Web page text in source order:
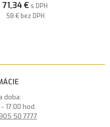
71,34€ s DPH
58 € bez DPH
doba:
17:00 hod.
50 7777